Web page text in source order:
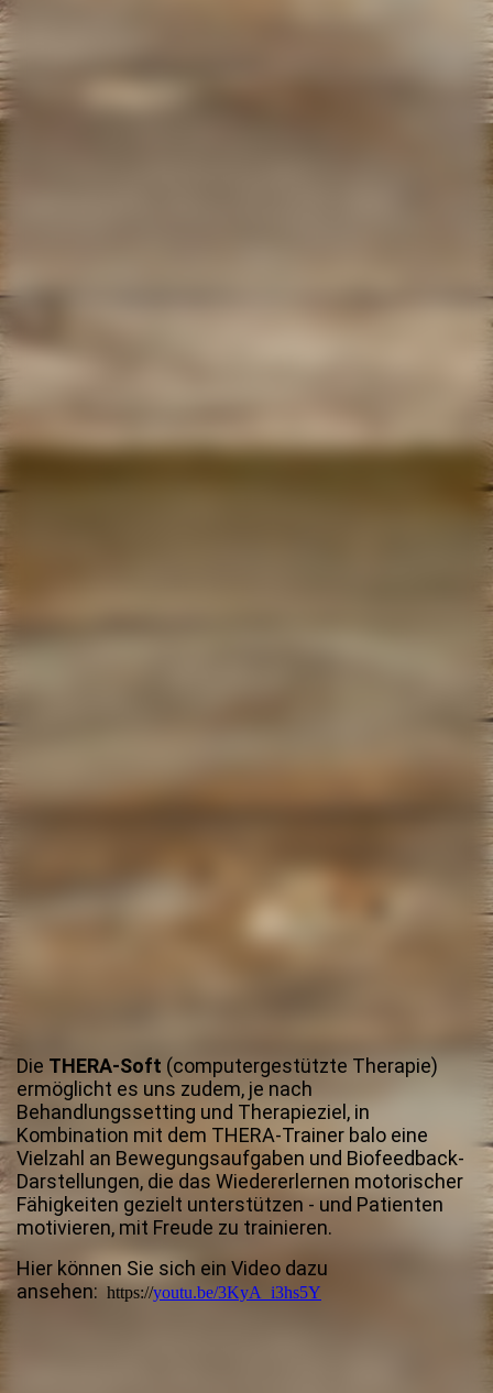
Die THERA-Soft (computergestützte Therapie)
ermöglicht es uns zudem, je nach
Behandlungssetting und Therapieziel, in
Kombination mit dem THERA-Trainer balo eine
Vielzahl an Bewegungsaufgaben und Biofeedback-
Darstellungen, die das Wiedererlernen motorischer
Fähigkeiten gezielt unterstützen - und Patienten
motivieren, mit Freude zu trainieren.
Hier können Sie sich ein Video dazu
ansehen: https://youtu.be/3KyA_i3hs5Y